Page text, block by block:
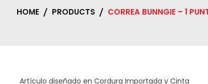
HOME PRODUCTS CORREA BUNNGIE – 1
Artículo diseñado en Cordura Importada y Cinta